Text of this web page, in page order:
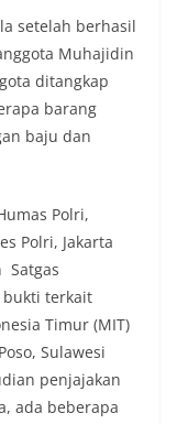
setelah berhasil
Muhajidin
ditangkap
barang
baju dan
Polri,
Polri, Jakarta
Satgas
bukti terkait
Timur (MIT)
Sulawesi
penjajakan
ada beberapa